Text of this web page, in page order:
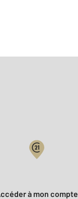
Accéder à mon compte